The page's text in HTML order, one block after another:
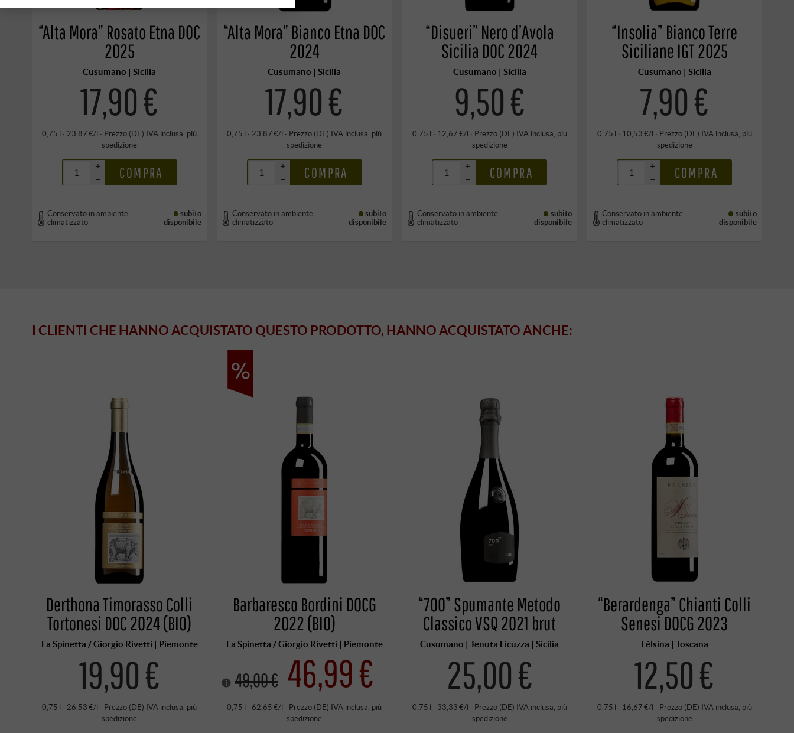
“Alta Mora” Rosato Etna DOC
2025
Cusumano | Sicilia
17,90 €
0,75 l · 23,87 €/l · Prezzo (DE) IVA inclusa , più
spedizione
+
–
COMPRA
Conservato in ambiente
climatizzato
subito
disponibile
“Alta Mora” Bianco Etna DOC
2024
Cusumano | Sicilia
17,90 €
0,75 l · 23,87 €/l · Prezzo (DE) IVA inclusa , più
spedizione
+
–
COMPRA
Conservato in ambiente
climatizzato
subito
disponibile
“Disueri” Nero d’Avola
Sicilia DOC 2024
Cusumano | Sicilia
9,50 €
0,75 l · 12,67 €/l · Prezzo (DE) IVA inclusa , più
spedizione
+
–
COMPRA
Conservato in ambiente
climatizzato
subito
disponibile
“Insolia” Bianco Terre
Siciliane IGT 2025
Cusumano | Sicilia
7,90 €
0,75 l · 10,53 €/l · Prezzo (DE) IVA inclusa , più
spedizione
+
–
COMPRA
Conservato in ambiente
climatizzato
subito
disponibile
I CLIENTI CHE HANNO ACQUISTATO QUESTO PRODOTTO, HANNO ACQUISTATO ANCHE:
Derthona Timorasso Colli
Tortonesi DOC 2024 (BIO)
La Spinetta / Giorgio Rivetti | Piemonte
19,90 €
0,75 l · 26,53 €/l · Prezzo (DE) IVA inclusa, più
spedizione
Barbaresco Bordini DOCG
2022 (BIO)
La Spinetta / Giorgio Rivetti | Piemonte
49,00 € 46,99 €
0,75 l · 62,65 €/l · Prezzo (DE) IVA inclusa, più
spedizione
“700” Spumante Metodo
Classico VSQ 2021 brut
Cusumano | Tenuta Ficuzza | Sicilia
25,00 €
0,75 l · 33,33 €/l · Prezzo (DE) IVA inclusa, più
spedizione
“Berardenga” Chianti Colli
Senesi DOCG 2023
Fèlsina | Toscana
12,50 €
0,75 l · 16,67 €/l · Prezzo (DE) IVA inclusa, più
spedizione